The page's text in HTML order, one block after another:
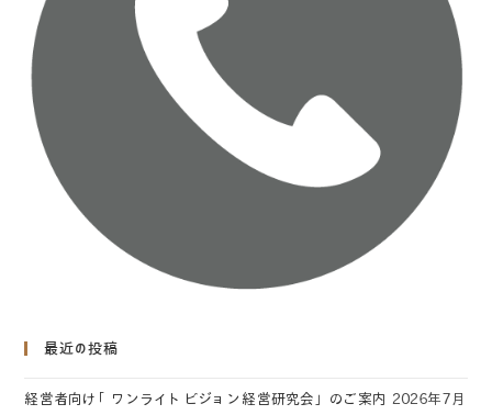
最近の投稿
経営者向け「ワンライトビジョン経営研究会」のご案内
2026年7月